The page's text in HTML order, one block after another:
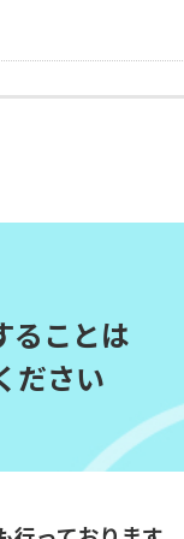
ることは
ださい